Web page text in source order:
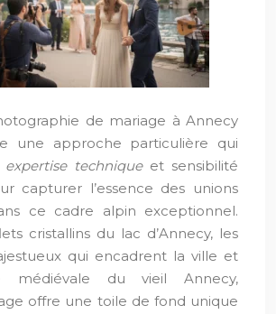
de mariage à Annecy
une approche particulière qui
expertise techniqueet sensibilité
capturer l’essence des unions
ce cadre alpin exceptionnel.
cristallins du lac d’Annecy, les
qui encadrent la ville et
médiévale du vieil Annecy,
offre une toile de fond unique